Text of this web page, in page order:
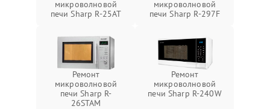
микроволновой
печи Sharp R-25AT
микроволновой
печи Sharp R-297F
Ремонт
микроволновой
печи Sharp R-
26STAM
Ремонт
микроволновой
печи Sharp R-240W